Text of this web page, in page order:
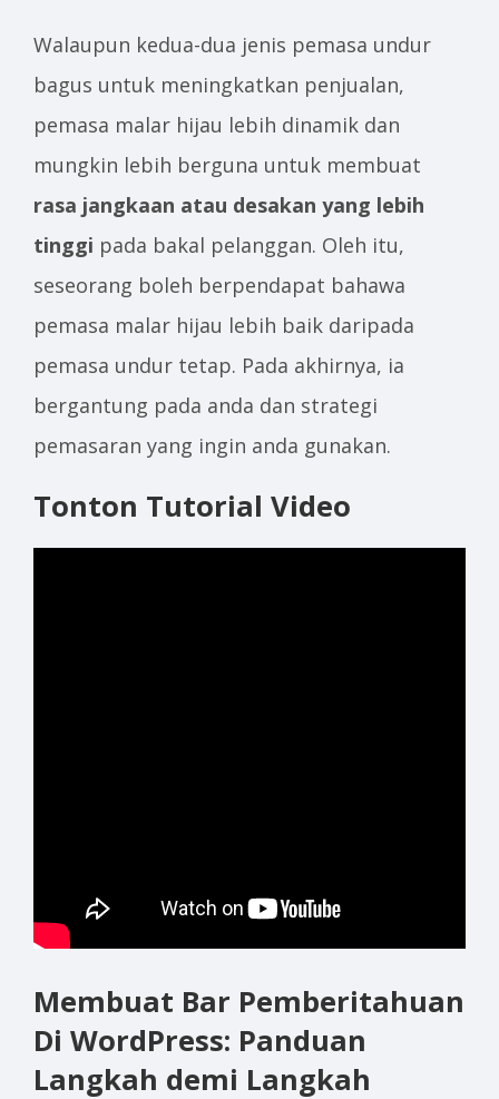
Walaupun kedua-dua jenis pemasa undur
bagus untuk meningkatkan penjualan,
pemasa malar hijau lebih dinamik dan
mungkin lebih berguna untuk membuat
rasa jangkaan atau desakan yang lebih
tinggi pada bakal pelanggan. Oleh itu,
seseorang boleh berpendapat bahawa
pemasa malar hijau lebih baik daripada
pemasa undur tetap. Pada akhirnya, ia
bergantung pada anda dan strategi
pemasaran yang ingin anda gunakan.
Tonton Tutorial Video
Membuat Bar Pemberitahuan
Di WordPress: Panduan
Langkah demi Langkah